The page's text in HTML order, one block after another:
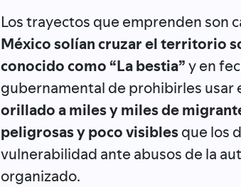
Los trayectos que emprenden son
México solían cruzar el territorio
conocido como “La bestia”y en
gubernamental de prohibirles usar
orillado a miles y miles de
peligrosas y poco visiblesque los
vulnerabilidad ante abusos de la
organizado.